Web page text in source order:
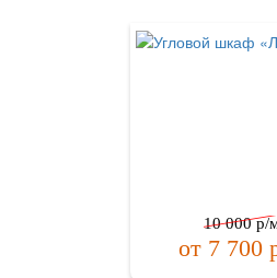
10 000р/
от 7 700